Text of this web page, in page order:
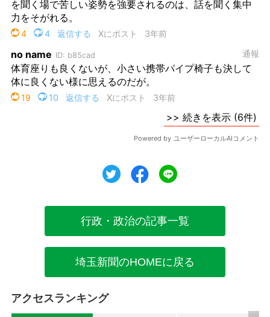
ツイートシェア
行政・政治の記事一覧
埼玉新聞のHOMEに戻る
アクセスランキング